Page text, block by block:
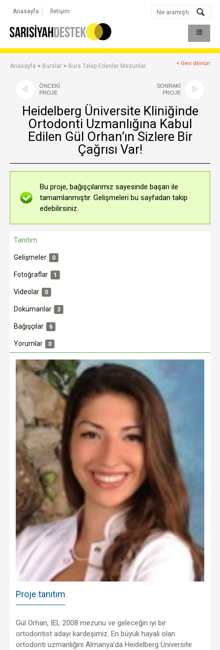
Anasayfa İletişim
Anasayfa > Burslar > Burs Talep Edenler Mezunlar < Geri dönün
ÖNCEKİ
PROJE
Heidelberg Üniversite Kliniğinde
Ortodonti Uzmanlığına Kabul
Edilen Gül Orhan’ın Sizlere Bir
Çağrısı Var!
SONRAKİ
PROJE
Bu proje, bağışçılarımız sayesinde başarı ile
tamamlanmıştır. Gelişmeleri bu sayfadan takip
edebilirsiniz.
Tanıtım
Gelişmeler 0
Fotoğraflar 1
Videolar 0
Dokümanlar 3
Bağışçılar 6
Yorumlar 0
Proje tanıtım
Gül Orhan, İEL 2008 mezunu ve geleceğin iyi bir
ortodontist adayı kardeşimiz. En büyük hayali olan
ortodonti uzmanlığını Almanya’da Heidelberg Üniversite